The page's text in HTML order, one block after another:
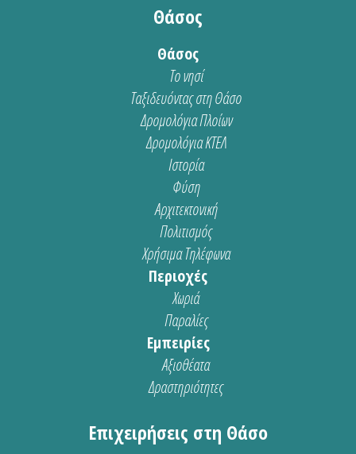
Θάσος
Θάσος
Το νησί
Ταξιδευόντας στη Θάσο
Δρομολόγια Πλοίων
Δρομολόγια ΚΤΕΛ
Ιστορία
Φύση
Αρχιτεκτονική
Πολιτισμός
Χρήσιμα Τηλέφωνα
Περιοχές
Χωριά
Παραλίες
Εμπειρίες
Αξιοθέατα
Δραστηριότητες
Επιχειρήσεις στη Θάσο